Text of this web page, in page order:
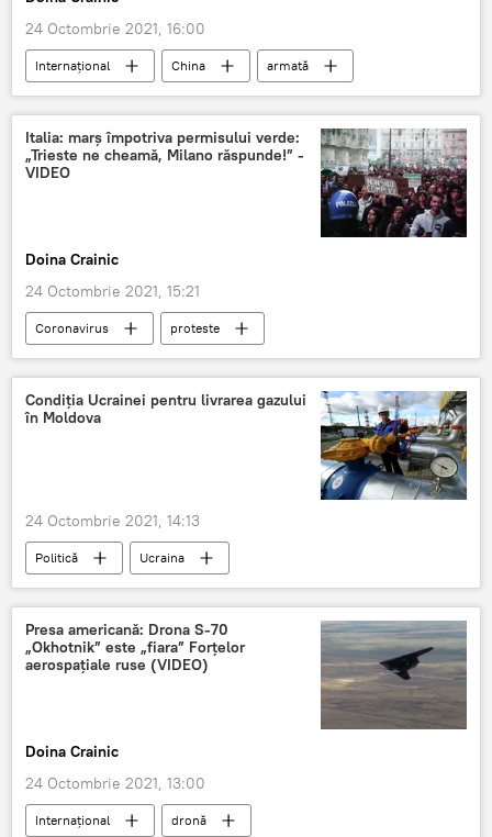
24 Octombrie 2021, 16:00
Internaţional China
armată
bancheri
Rusia
Italia: marş împotriva permisului verde:
„Trieste ne cheamă, Milano răspunde!” -
VIDEO
Doina Crainic
24 Octombrie 2021, 15:21
Coronavirus
proteste
Certificat de vaccinare
Condiția Ucrainei pentru livrarea gazului
în Moldova
24 Octombrie 2021, 14:13
Politică Ucraina
Presa americană: Drona S-70
„Okhotnik” este „fiara” Forțelor
aerospațiale ruse (VIDEO)
Doina Crainic
24 Octombrie 2021, 13:00
Internaţional dronă